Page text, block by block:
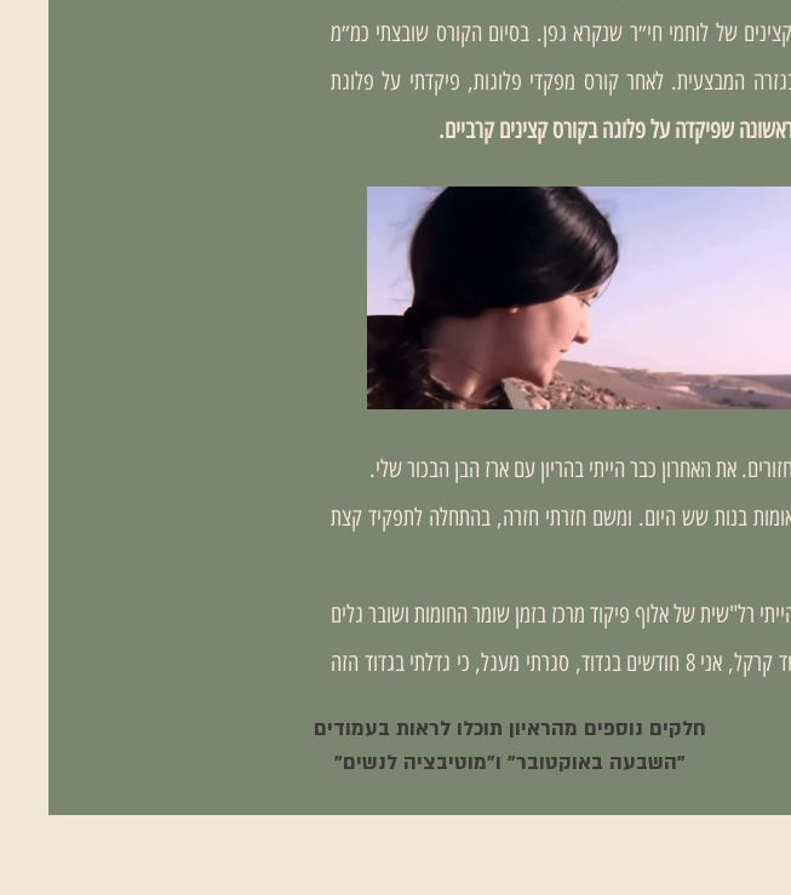
של לוחמי חי״ר שנקרא גפן. בסיום הקורס שובצתי כמ״מ
המבצעית. לאחר קורס מפקדי פלוגות, פיקדתי על פלוגת
שפיקדה על פלוגה בקורס קצינים קרביים.
את האחרון כבר הייתי בהריון עם ארז הבן הבכור שלי.
בנות שש היום. ומשם חזרתי חזרה, בהתחלה לתפקיד קצת
רל"שית של אלוף פיקוד מרכז בזמן שומר החומות ושובר גלים
אחר כך קורס מג"דים ותואר שני במדעי המדינה, ומשם חזרתי חזרה לגדוד קרקל, אני 8 חודשים בגדוד, סגרתי מעגל, כי גדלתי בגדוד הזה
חלקים נוספים מהראיון תוכלו לראות בעמודים
"השבעה באוקטובר" ו"מוטיבציה לנשים"